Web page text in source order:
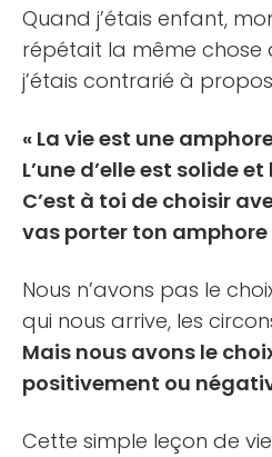
Quand j’étais enfant,
répétait la même chose
j’étais contrarié à
« La vie est une
L’une d’elle est solide
C’est à toi de choisir
vas porter ton amphore
Nous n’avons pas le
qui nous arrive, les
Mais nous avons le
positivement ou
Cette simple leçon de